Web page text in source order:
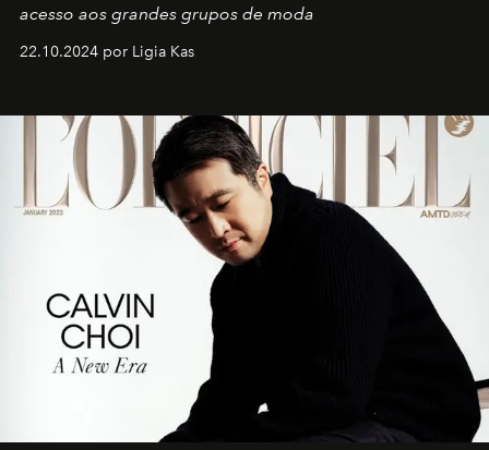
acesso aos grandes grupos de moda
22.10.2024 por Ligia Kas